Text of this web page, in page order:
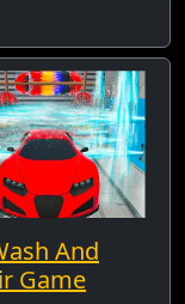
And
Game